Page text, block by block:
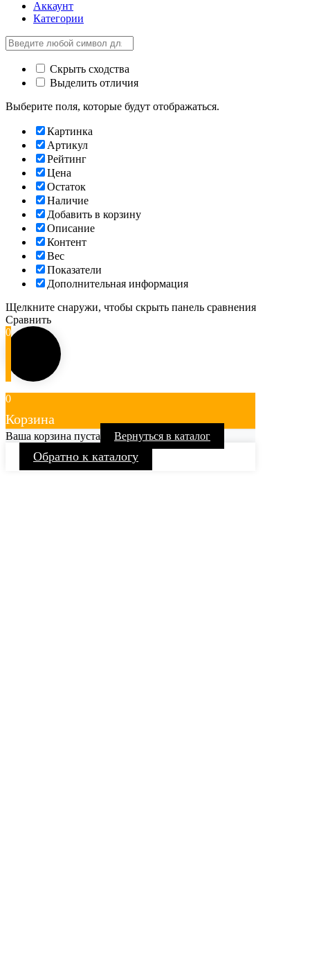
Аккаунт
Категории
Скрыть сходства
Выделить отличия
Выберите поля, которые будут отображаться.
Картинка
Артикул
Рейтинг
Цена
Остаток
Наличие
Добавить в корзину
Описание
Контент
Вес
Показатели
Дополнительная информация
Щелкните снаружи, чтобы скрыть панель сравнения
Сравнить
0
0
Корзина
Ваша корзина пуста Вернуться в каталог
Обратно к каталогу